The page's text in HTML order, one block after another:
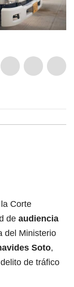
Corte
de audiencia
del Ministerio
Soto,
de tráfico